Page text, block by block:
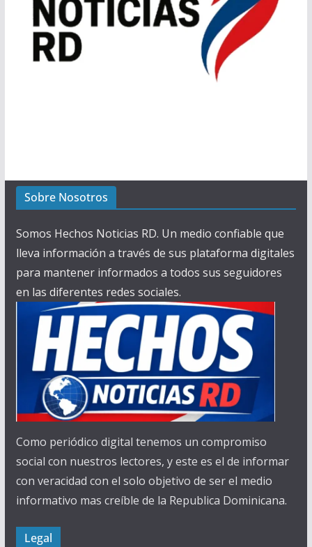
Sobre Nosotros
Somos Hechos Noticias RD. Un medio confiable que
lleva información a través de sus plataforma digitales
para mantener informados a todos sus seguidores
en las diferentes redes sociales.
Como periódico digital tenemos un compromiso
social con nuestros lectores, y este es el de informar
con veracidad con el solo objetivo de ser el medio
informativo mas creíble de la Republica Dominicana.
Legal